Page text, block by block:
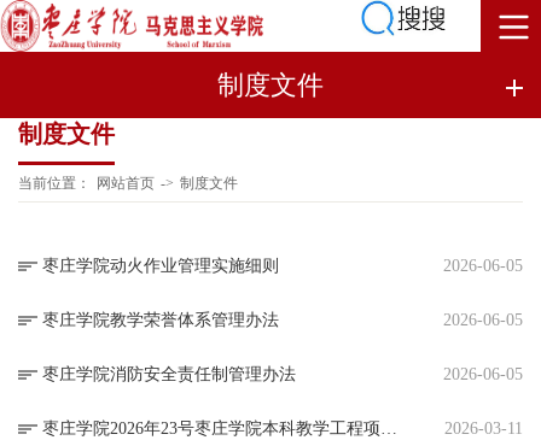
制度文件
制度文件
当前位置： 网站首页 -> 制度文件
枣庄学院动火作业管理实施细则 2026-06-05
枣庄学院教学荣誉体系管理办法 2026-06-05
枣庄学院消防安全责任制管理办法 2026-06-05
枣庄学院2026年23号枣庄学院本科教学工程项目资助与奖励办法 2026-03-11